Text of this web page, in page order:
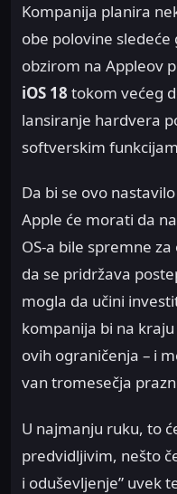
Kompanija planira
obe polovine sledeće
obzirom na Appleov
iOS 18 tokom većeg
lansiranje hardvera
softverskim
Da bi se ovo
Apple će morati da
OS-a bile spremne
da se pridržava
mogla da učini
kompanija bi na
ovih ograničenja – i
van tromesečja
U najmanju ruku, to
predvidljivim, nešto
i oduševljenje” uvek